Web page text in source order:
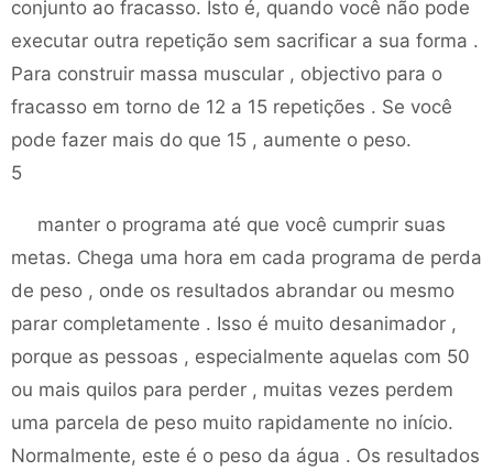
conjunto ao fracasso. Isto é, quando você não pode
executar outra repetição sem sacrificar a sua forma .
Para construir massa muscular , objectivo para o
fracasso em torno de 12 a 15 repetições . Se você
pode fazer mais do que 15 , aumente o peso.
5
manter o programa até que você cumprir suas
metas. Chega uma hora em cada programa de perda
de peso , onde os resultados abrandar ou mesmo
parar completamente . Isso é muito desanimador ,
porque as pessoas , especialmente aquelas com 50
ou mais quilos para perder , muitas vezes perdem
uma parcela de peso muito rapidamente no início.
Normalmente, este é o peso da água . Os resultados